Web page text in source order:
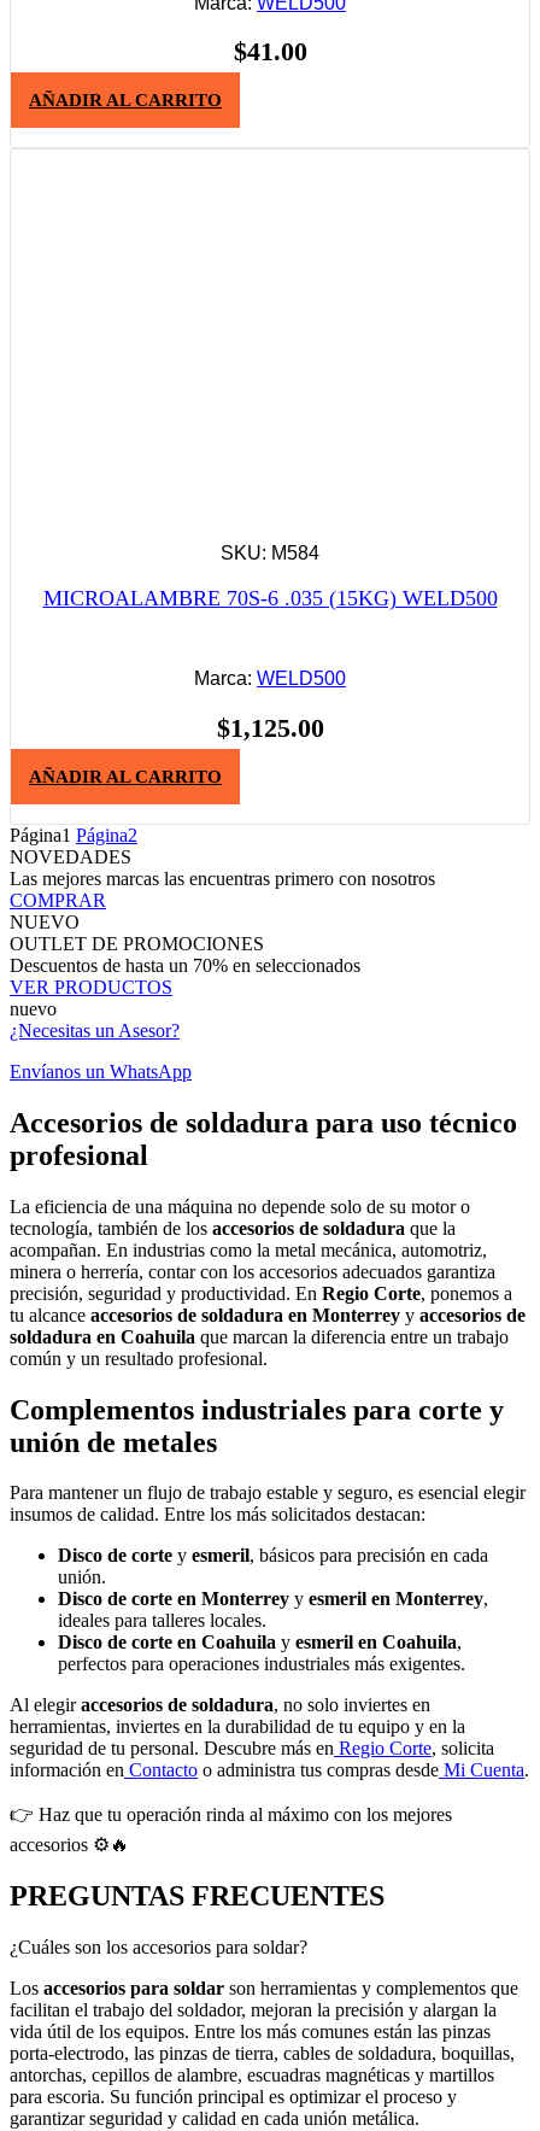
$41.00
AÑADIR AL CARRITO
SKU: M584
MICROALAMBRE 70S-6 .035 (15KG) WELD500
Marca: WELD500
$1,125.00
AÑADIR AL CARRITO
Página1 Página2
NOVEDADES
Las mejores marcas las encuentras primero con nosotros
COMPRAR
NUEVO
OUTLET DE PROMOCIONES
Descuentos de hasta un 70% en seleccionados
VER PRODUCTOS
nuevo
¿Necesitas un Asesor?
Envíanos un WhatsApp
Accesorios de soldadura para uso técnico
profesional
La eficiencia de una máquina no depende solo de su motor o
tecnología, también de los accesorios de soldadura que la
acompañan. En industrias como la metal mecánica, automotriz,
minera o herrería, contar con los accesorios adecuados garantiza
precisión, seguridad y productividad. En Regio Corte, ponemos a
tu alcance accesorios de soldadura en Monterrey y accesorios de
soldadura en Coahuila que marcan la diferencia entre un trabajo
común y un resultado profesional.
Complementos industriales para corte y
unión de metales
Para mantener un flujo de trabajo estable y seguro, es esencial elegir
insumos de calidad. Entre los más solicitados destacan:
Disco de corte y esmeril, básicos para precisión en cada
unión.
Disco de corte en Monterrey y esmeril en Monterrey,
ideales para talleres locales.
Disco de corte en Coahuila y esmeril en Coahuila,
perfectos para operaciones industriales más exigentes.
Al elegiraccesorios de soldadura, no solo inviertes en
herramientas, inviertes en la durabilidad de tu equipo y en la
seguridad de tu personal. Descubre más en Regio Corte, solicita
información en Contacto o administra tus compras desde Mi Cuenta.
👉 Haz que tu operación rinda al máximo con los mejores
accesorios ⚙️🔥
PREGUNTAS FRECUENTES
¿Cuáles son los accesorios para soldar?
Los accesorios para soldar son herramientas y complementos que
facilitan el trabajo del soldador, mejoran la precisión y alargan la
vida útil de los equipos. Entre los más comunes están las pinzas
porta-electrodo, las pinzas de tierra, cables de soldadura, boquillas,
antorchas, cepillos de alambre, escuadras magnéticas y martillos
para escoria. Su función principal es optimizar el proceso y
garantizar seguridad y calidad en cada unión metálica.